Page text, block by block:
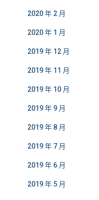
2020 年 2 月
2020 年 1 月
2019 年 12 月
2019 年 11 月
2019 年 10 月
2019 年 9 月
2019 年 8 月
2019 年 7 月
2019 年 6 月
2019 年 5 月